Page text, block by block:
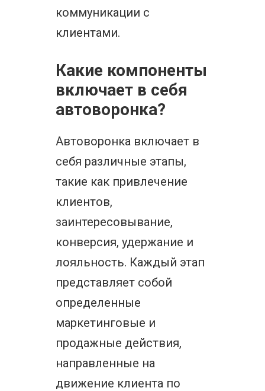
коммуникации с
клиентами.
Какие компоненты
включает в себя
автоворонка?
Автоворонка включает в
себя различные этапы,
такие как привлечение
клиентов,
заинтересовывание,
конверсия, удержание и
лояльность. Каждый этап
представляет собой
определенные
маркетинговые и
продажные действия,
направленные на
движение клиента по